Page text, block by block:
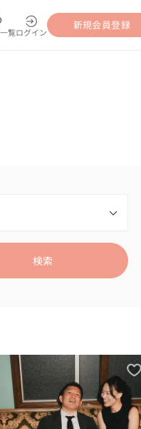
覧ログイン
新規会員登録
検索